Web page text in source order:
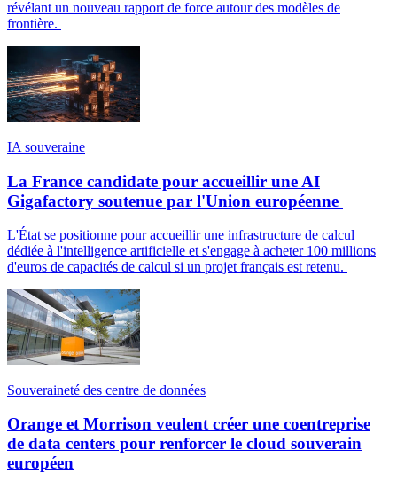
révélant un nouveau rapport de force autour des modèles de
frontière.
IA souveraine
La France candidate pour accueillir une AI
Gigafactory soutenue par l'Union européenne
L'État se positionne pour accueillir une infrastructure de calcul
dédiée à l'intelligence artificielle et s'engage à acheter 100 millions
d'euros de capacités de calcul si un projet français est retenu.
Souveraineté des centre de données
Orange et Morrison veulent créer une coentreprise
de data centers pour renforcer le cloud souverain
européen